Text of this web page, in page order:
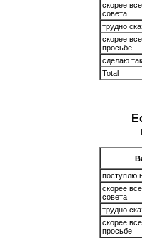
скорее
совета
трудно
скорее
просьбе
сделаю
Total
поступлю
скорее
совета
трудно
скорее
просьбе